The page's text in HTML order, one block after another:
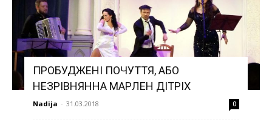
ПРОБУДЖЕНІ ПОЧУТТЯ, АБО
НЕЗРІВНЯННА МАРЛЕН ДІТРІХ
Nadija - 31.03.2018 0